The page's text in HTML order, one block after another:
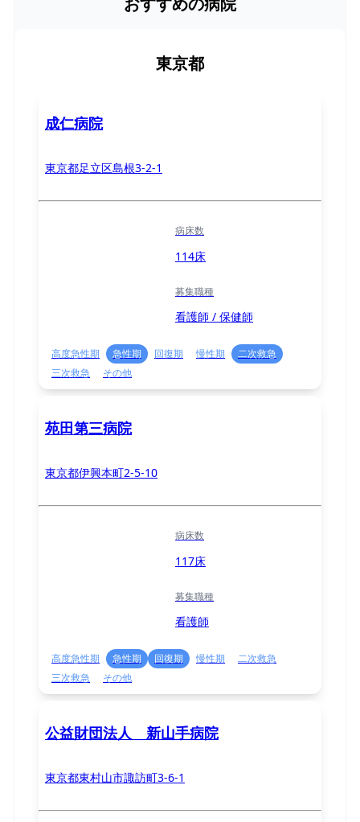
東京都
成仁病院
東京都足立区島根3-2-1
病床数
114床
募集職種
看護師 / 保健師
高度急性期 急性期 回復期 慢性期
二次救急
三次救急
その他
苑田第三病院
東京都伊興本町2-5-10
病床数
117床
募集職種
看護師
高度急性期 急性期 回復期 慢性期
二次救急
三次救急
その他
公益財団法人 新山手病院
東京都東村山市諏訪町3-6-1